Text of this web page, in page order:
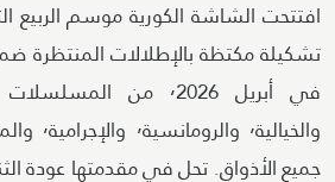
تشكيلة مكتظة بالإطلالات المنتظرة
جميع الأذواق. تحل في مقدمتها عودة